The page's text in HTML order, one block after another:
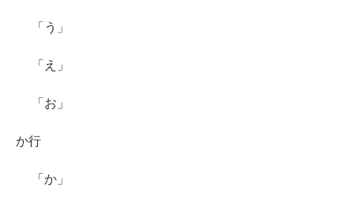
「う」
「え」
「お」
か行
「か」